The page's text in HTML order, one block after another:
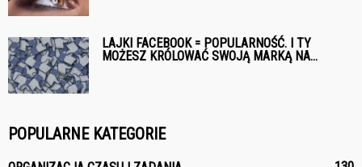
LAJKI FACEBOOK = POPULARNOŚĆ. I TY
MOŻESZ KRÓLOWAĆ SWOJĄ MARKĄ NA...
POPULARNE KATEGORIE